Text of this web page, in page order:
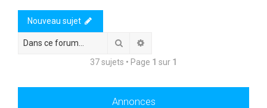
Nouveau sujet
Rechercher
37 sujets • Page 1 sur 1
Annonces